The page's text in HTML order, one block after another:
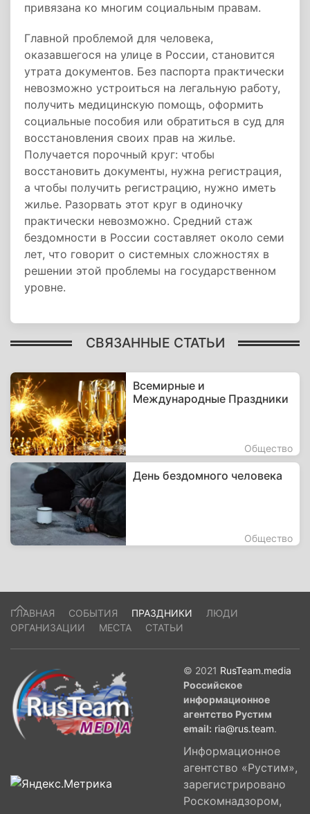
привязана ко многим социальным правам.
Главной проблемой для человека,
оказавшегося на улице в России, становится
утрата документов. Без паспорта практически
невозможно устроиться на легальную работу,
получить медицинскую помощь, оформить
социальные пособия или обратиться в суд для
восстановления своих прав на жилье.
Получается порочный круг: чтобы
восстановить документы, нужна регистрация,
а чтобы получить регистрацию, нужно иметь
жилье. Разорвать этот круг в одиночку
практически невозможно. Средний стаж
бездомности в России составляет около семи
лет, что говорит о системных сложностях в
решении этой проблемы на государственном
уровне.
СВЯЗАННЫЕ СТАТЬИ
Всемирные и
Международные Праздники
Общество
День бездомного человека
Общество
ГЛАВНАЯ СОБЫТИЯ ПРАЗДНИКИ
ЛЮДИ
ОРГАНИЗАЦИИ
МЕСТА СТАТЬИ
© 2021 RusTeam.media
Российское
информационное
агентство Рустим
email: ria@rus.team.
Информационное
агентство «Рустим»,
зарегистрировано
Роскомнадзором,